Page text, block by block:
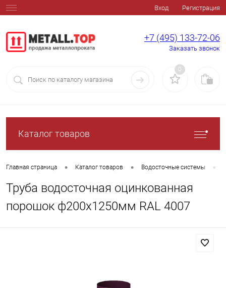
Вход Регистрация
+7 (495) 133-72-06
Заказать звонок
0
Каталог товаров
Главная страница • Каталог товаров • Водосточные системы •
Труба водосточная оцинкованная
порошок ф200х1250мм RAL 4007